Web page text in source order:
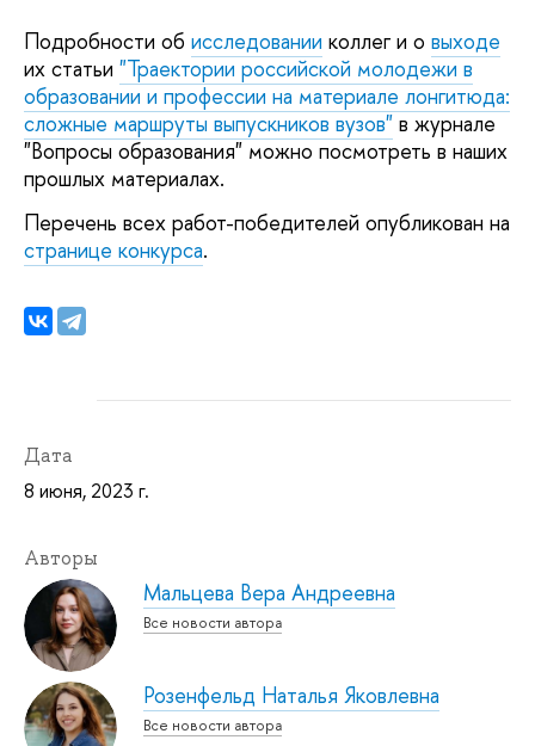
Подробности об исследовании коллег и о выходе
их статьи "Траектории российской молодежи в
образовании и профессии на материале лонгитюда:
сложные маршруты выпускников вузов" в журнале
"Вопросы образования" можно посмотреть в наших
прошлых материалах.
Перечень всех работ-победителей опубликован на
странице конкурса.
Дата
8 июня, 2023 г.
Авторы
Мальцева Вера Андреевна
Все новости автора
Розенфельд Наталья Яковлевна
Все новости автора